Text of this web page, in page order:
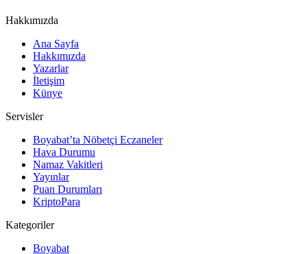
Hakkımızda
Ana Sayfa
Hakkımızda
Yazarlar
İletişim
Künye
Servisler
Boyabat’ta Nöbetçi Eczaneler
Hava Durumu
Namaz Vakitleri
Yayınlar
Puan Durumları
KriptoPara
Kategoriler
Boyabat